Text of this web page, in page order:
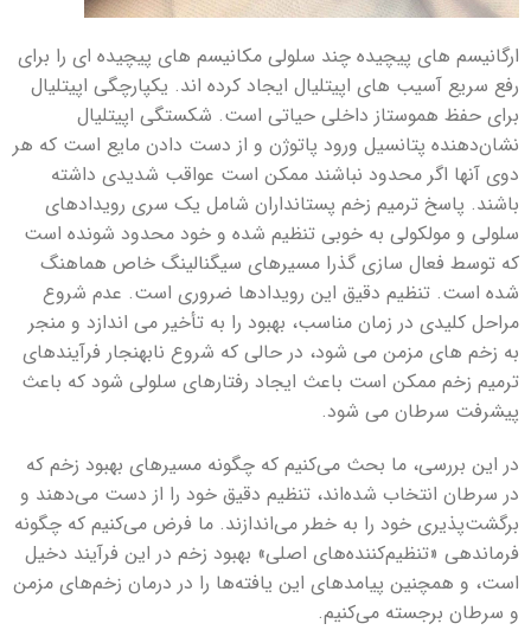
ارگانیسم های پیچیده چند سلولی مکانیسم های پیچیده ای را برای
رفع سریع آسیب های اپیتلیال ایجاد کرده اند. یکپارچگی اپیتلیال
برای حفظ هموستاز داخلی حیاتی است. شکستگی اپیتلیال
نشان‌دهنده پتانسیل ورود پاتوژن و از دست دادن مایع است که هر
دوی آنها اگر محدود نباشند ممکن است عواقب شدیدی داشته
باشند. پاسخ ترمیم زخم پستانداران شامل یک سری رویدادهای
سلولی و مولکولی به خوبی تنظیم شده و خود محدود شونده است
که توسط فعال سازی گذرا مسیرهای سیگنالینگ خاص هماهنگ
شده است. تنظیم دقیق این رویدادها ضروری است. عدم شروع
مراحل کلیدی در زمان مناسب، بهبود را به تأخیر می اندازد و منجر
به زخم های مزمن می شود، در حالی که شروع نابهنجار فرآیندهای
ترمیم زخم ممکن است باعث ایجاد رفتارهای سلولی شود که باعث
پیشرفت سرطان می شود.
در این بررسی، ما بحث می‌کنیم که چگونه مسیرهای بهبود زخم که
در سرطان انتخاب شده‌اند، تنظیم دقیق خود را از دست می‌دهند و
برگشت‌پذیری خود را به خطر می‌اندازند. ما فرض می‌کنیم که چگونه
فرماندهی «تنظیم‌کننده‌های اصلی» بهبود زخم در این فرآیند دخیل
است، و همچنین پیامدهای این یافته‌ها را در درمان زخم‌های مزمن
و سرطان برجسته می‌کنیم.